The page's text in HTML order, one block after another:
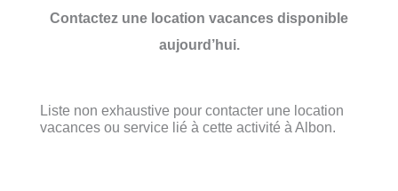
Contactez une location vacances disponible
aujourd’hui.
Liste non exhaustive pour contacter une location
vacances ou service lié à cette activité à Albon.